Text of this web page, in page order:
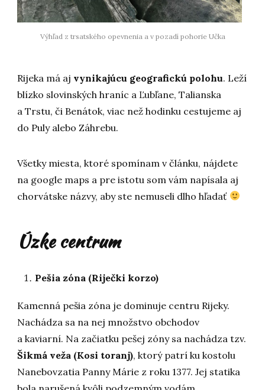
Výhľad z trsatského opevnenia a v pozadí pohorie Učka
Rijeka má aj vynikajúcu geografickú polohu. Leží
blízko slovinských hraníc a Ľubľane, Talianska
a Trstu, či Benátok, viac než hodinku cestujeme aj
do Puly alebo Záhrebu.
Všetky miesta, ktoré spomínam v článku, nájdete
na google maps a pre istotu som vám napísala aj
chorvátske názvy, aby ste nemuseli dlho hľadať
Úzke centrum
Pešia zóna (Riječki korzo)
Kamenná pešia zóna je dominuje centru Rijeky.
Nachádza sa na nej množstvo obchodov
a kaviarní. Na začiatku pešej zóny sa nachádza tzv.
Šikmá veža (Kosi toranj), ktorý patrí ku kostolu
Nanebovzatia Panny Márie z roku 1377. Jej statika